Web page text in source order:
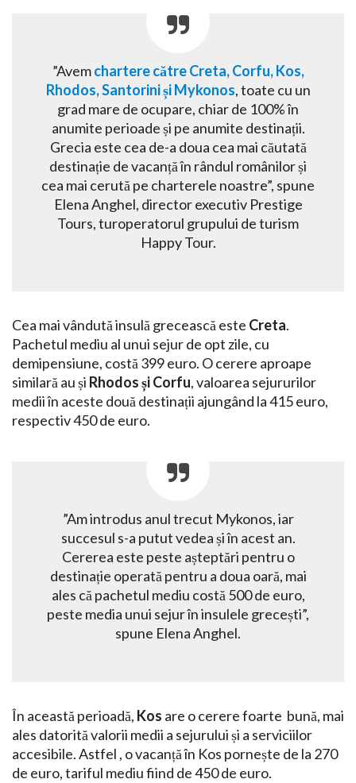
”Avemchartere către Creta, Corfu, Kos,
Rhodos, Santorini și Mykonos, toate cu un
grad mare de ocupare, chiar de 100% în
anumite perioade și pe anumite destinații.
Grecia este cea de-a doua cea mai căutată
destinație de vacanță în rândul românilor și
cea mai cerută pe charterele noastre”, spune
Elena Anghel, director executiv Prestige
Tours, turoperatorul grupului de turism
Happy Tour.
Cea mai vândută insulă grecească este Creta.
Pachetul mediu al unui sejur de opt zile, cu
demipensiune, costă 399 euro. O cerere aproape
similară au și Rhodos și Corfu, valoarea sejururilor
medii în aceste două destinații ajungând la 415 euro,
respectiv 450 de euro.
”Am introdus anul trecut Mykonos, iar
succesul s-a putut vedea și în acest an.
Cererea este peste așteptări pentru o
destinație operată pentru a doua oară, mai
ales că pachetul mediu costă 500 de euro,
peste media unui sejur în insulele grecești”,
spune Elena Anghel.
În această perioadă, Kos are o cerere foarte bună, mai
ales datorită valorii medii a sejurului și a serviciilor
accesibile. Astfel , o vacanță în Kos pornește de la 270
de euro, tariful mediu fiind de 450 de euro.